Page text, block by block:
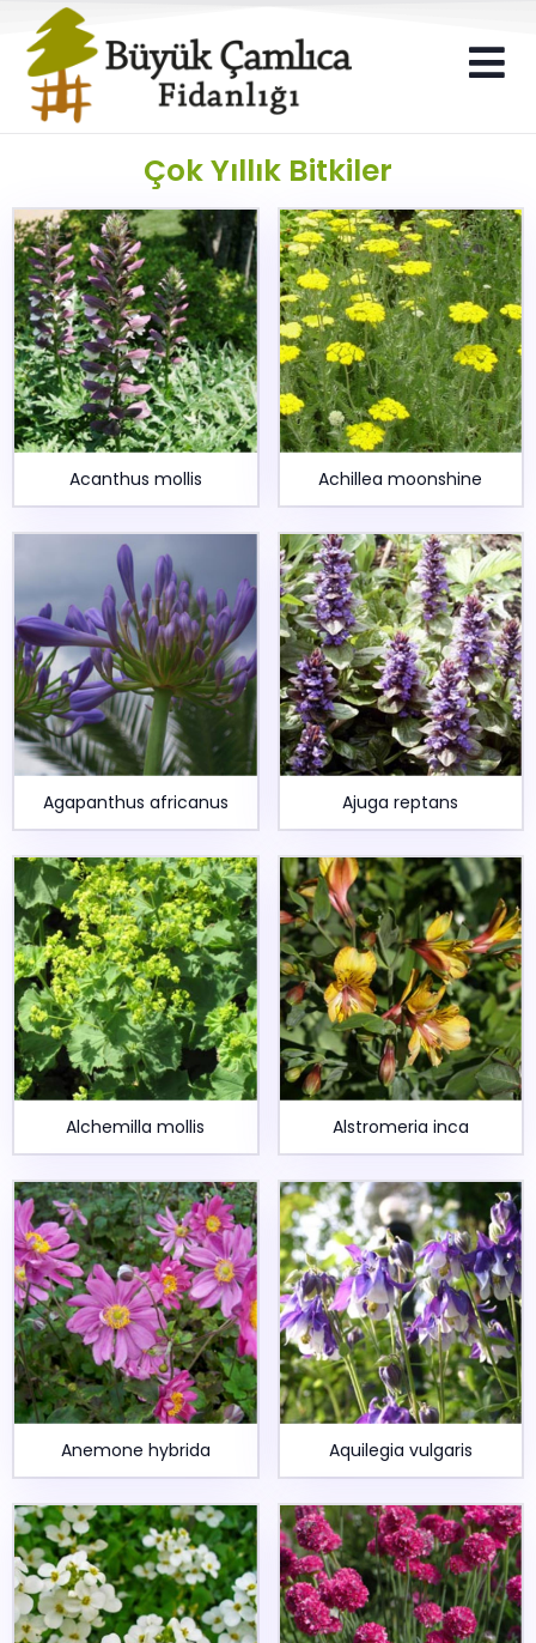
Çok Yıllık Bitkiler
Acanthus mollis Achillea moonshine
Agapanthus africanus Ajuga reptans
Alchemilla mollis Alstromeria inca
Anemone hybrida Aquilegia vulgaris